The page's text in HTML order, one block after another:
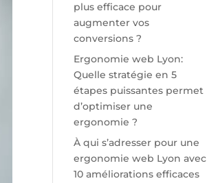
plus efficace pour
augmenter vos
conversions ?
Ergonomie web Lyon:
Quelle stratégie en 5
étapes puissantes permet
d’optimiser une
ergonomie ?
À qui s’adresser pour une
ergonomie web Lyon avec
10 améliorations efficaces